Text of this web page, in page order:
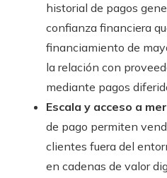
historial de pagos
confianza financiera
financiamiento de
la relación con
mediante pagos
Escala y acceso a
de pago permiten
clientes fuera del
en cadenas de valor